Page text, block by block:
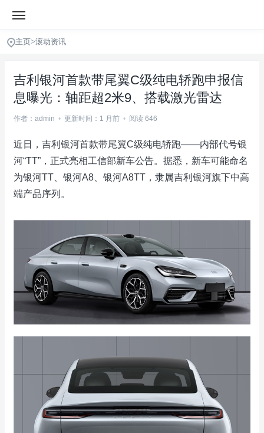
主页>滚动资讯
吉利银河首款带尾翼C级纯电轿跑申报信
息曝光：轴距超2米9、搭载激光雷达
作者：admin • 更新时间：1 月前 • 阅读 646
近日，吉利银河首款带尾翼C级纯电轿跑——内部代号银
河“TT”，正式亮相工信部新车公告。据悉，新车可能命名
为银河TT、银河A8、银河A8TT，隶属吉利银河旗下中高
端产品序列。